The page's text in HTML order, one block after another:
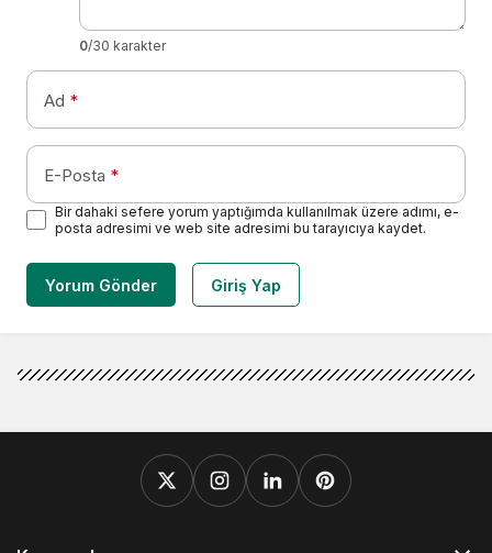
0/30 karakter
Ad *
E-Posta *
Bir dahaki sefere yorum yaptığımda kullanılmak üzere adımı, e-
posta adresimi ve web site adresimi bu tarayıcıya kaydet.
Yorum Gönder Giriş Yap